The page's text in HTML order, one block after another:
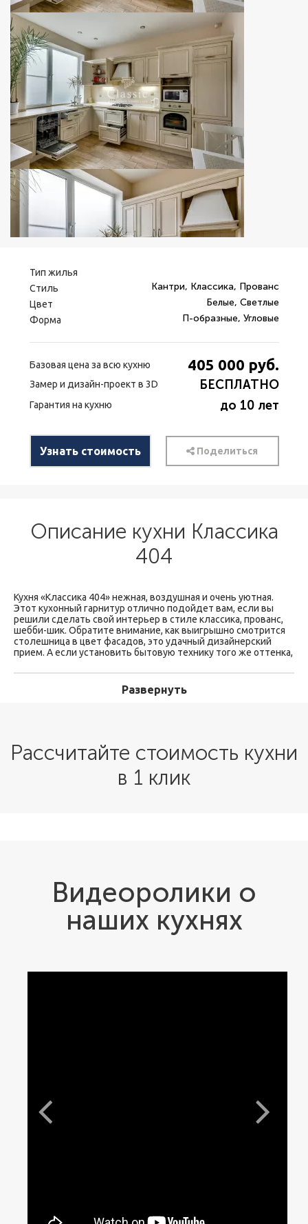
Описание кухни Классика
404
Кухня «Классика 404» нежная, воздушная и очень уютная.
Этот кухонный гарнитур отлично подойдет вам, если вы
решили сделать свой интерьер в стиле классика, прованс,
шебби-шик. Обратите внимание, как выигрышно смотрится
столешница в цвет фасадов, это удачный дизайнерский
прием. А если установить бытовую технику того же оттенка,
Рамочные фасады имеют слегка выраженный рисунок
дерева. Они лаконичные, но не строгие. Мягкости гарнитуру
добавляют детали с изгибами: часть карниза и ручки на
Развернуть
Тип жилья
Стиль
Кантри, Классика, Прованс
Цвет Белые, Светлые
Форма П-образные, Угловые
Базовая цена за всю кухню 405 000 руб.
Замер и дизайн-проект в 3D БЕСПЛАТНО
Гарантия на кухню до 10 лет
Узнать стоимость Поделиться
Рассчитайте стоимость кухни
в 1 клик
Видеоролики о
наших кухнях